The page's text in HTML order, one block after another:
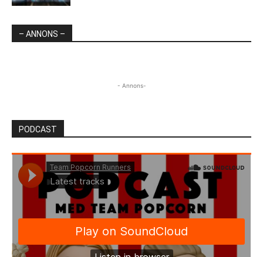
– ANNONS –
- Annons-
PODCAST